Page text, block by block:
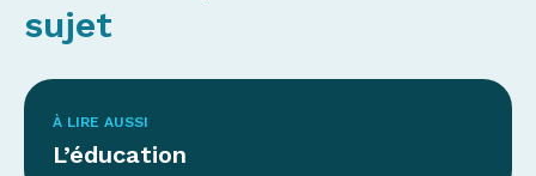
sujet
À LIRE AUSSI
L’éducation